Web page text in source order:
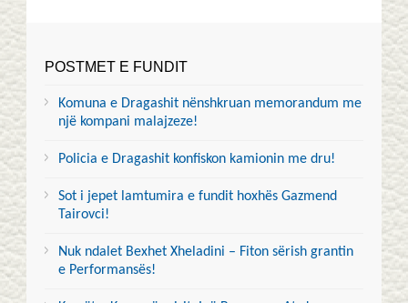
POSTMET E FUNDIT
Komuna e Dragashit nënshkruan memorandum me
një kompani malajzeze!
Policia e Dragashit konfiskon kamionin me dru!
Sot i jepet lamtumira e fundit hoxhës Gazmend
Tairovci!
Nuk ndalet Bexhet Xheladini – Fiton sërish grantin
e Performansës!